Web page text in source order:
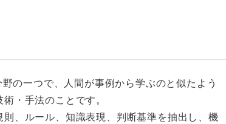
の一つで、人間が事例から学ぶのと似たよう
・手法のことです。
、ルール、知識表現、判断基準を抽出し、機